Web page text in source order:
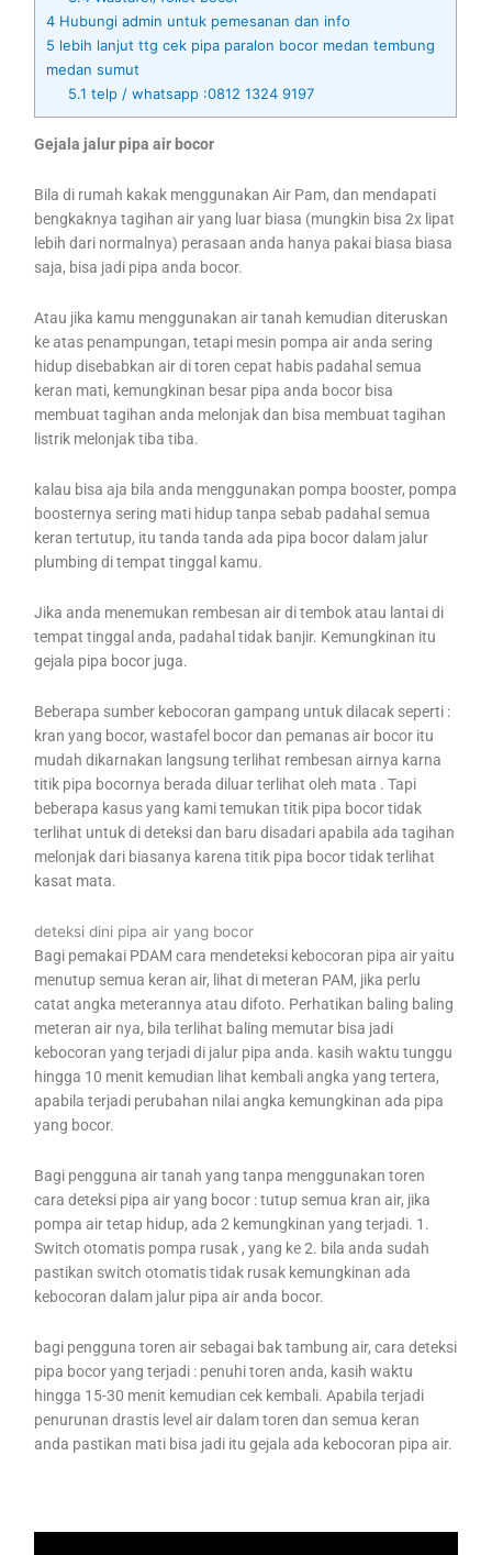
4 Hubungi admin untuk pemesanan dan info
5 lebih lanjut ttg cek pipa paralon bocor medan tembung
medan sumut
5.1 telp / whatsapp :0812 1324 9197
Gejala jalur pipa air bocor
Bila di rumah kakak menggunakan Air Pam, dan mendapati
bengkaknya tagihan air yang luar biasa (mungkin bisa 2x lipat
lebih dari normalnya) perasaan anda hanya pakai biasa biasa
saja, bisa jadi pipa anda bocor.
Atau jika kamu menggunakan air tanah kemudian diteruskan
ke atas penampungan, tetapi mesin pompa air anda sering
hidup disebabkan air di toren cepat habis padahal semua
keran mati, kemungkinan besar pipa anda bocor bisa
membuat tagihan anda melonjak dan bisa membuat tagihan
listrik melonjak tiba tiba.
kalau bisa aja bila anda menggunakan pompa booster, pompa
boosternya sering mati hidup tanpa sebab padahal semua
keran tertutup, itu tanda tanda ada pipa bocor dalam jalur
plumbing di tempat tinggal kamu.
Jika anda menemukan rembesan air di tembok atau lantai di
tempat tinggal anda, padahal tidak banjir. Kemungkinan itu
gejala pipa bocor juga.
Beberapa sumber kebocoran gampang untuk dilacak seperti :
kran yang bocor, wastafel bocor dan pemanas air bocor itu
mudah dikarnakan langsung terlihat rembesan airnya karna
titik pipa bocornya berada diluar terlihat oleh mata . Tapi
beberapa kasus yang kami temukan titik pipa bocor tidak
terlihat untuk di deteksi dan baru disadari apabila ada tagihan
melonjak dari biasanya karena titik pipa bocor tidak terlihat
kasat mata.
deteksi dini pipa air yang bocor
Bagi pemakai PDAM cara mendeteksi kebocoran pipa air yaitu
menutup semua keran air, lihat di meteran PAM, jika perlu
catat angka meterannya atau difoto. Perhatikan baling baling
meteran air nya, bila terlihat baling memutar bisa jadi
kebocoran yang terjadi di jalur pipa anda. kasih waktu tunggu
hingga 10 menit kemudian lihat kembali angka yang tertera,
apabila terjadi perubahan nilai angka kemungkinan ada pipa
yang bocor.
Bagi pengguna air tanah yang tanpa menggunakan toren
cara deteksi pipa air yang bocor : tutup semua kran air, jika
pompa air tetap hidup, ada 2 kemungkinan yang terjadi. 1.
Switch otomatis pompa rusak , yang ke 2. bila anda sudah
pastikan switch otomatis tidak rusak kemungkinan ada
kebocoran dalam jalur pipa air anda bocor.
bagi pengguna toren air sebagai bak tambung air, cara deteksi
pipa bocor yang terjadi : penuhi toren anda, kasih waktu
hingga 15-30 menit kemudian cek kembali. Apabila terjadi
penurunan drastis level air dalam toren dan semua keran
anda pastikan mati bisa jadi itu gejala ada kebocoran pipa air.